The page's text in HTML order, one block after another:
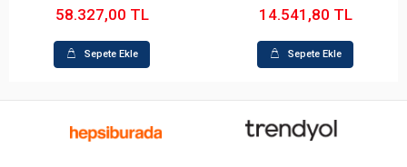
58.327,00 TL
Sepete Ekle
14.541,80 TL
Sepete Ekle